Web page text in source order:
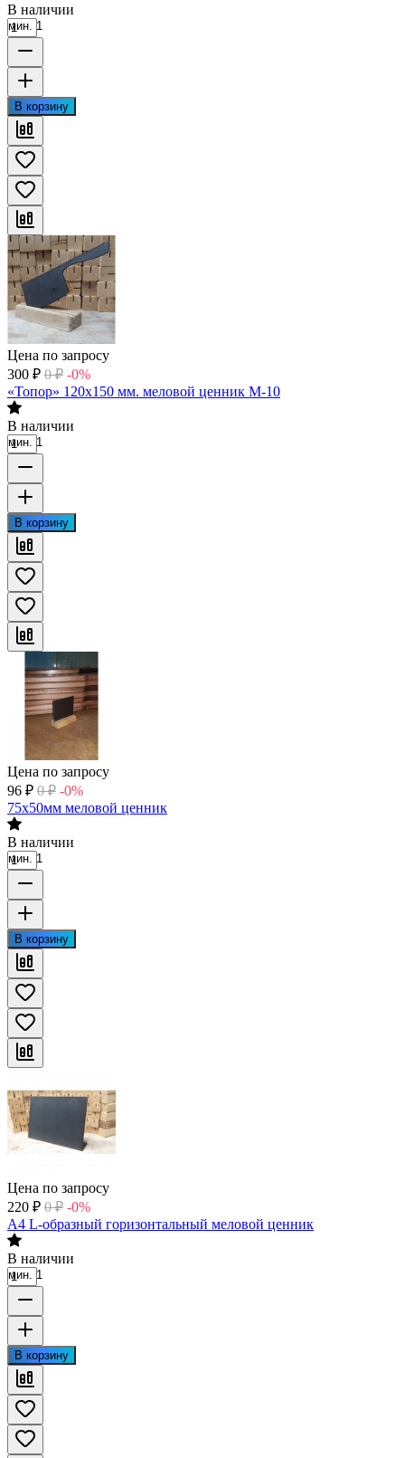
В наличии
мин. 1
В корзину
Цена по запросу
300 ₽ 0 ₽ -0%
«Топор» 120х150 мм. меловой ценник М-10
В наличии
мин. 1
В корзину
Цена по запросу
96 ₽ 0 ₽ -0%
75х50мм меловой ценник
В наличии
мин. 1
В корзину
Цена по запросу
220 ₽ 0 ₽ -0%
А4 L-образный горизонтальный меловой ценник
В наличии
мин. 1
В корзину